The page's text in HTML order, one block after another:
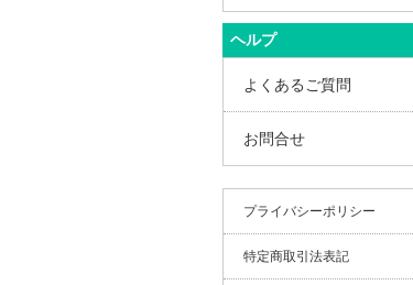
ヘルプ
よくあるご質問
お問合せ
プライバシーポリシー
特定商取引法表記